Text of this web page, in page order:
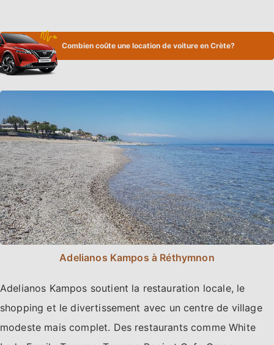
Combien coûte une location de voiture en Crète?
Adelianos Kampos à Réthymnon
Adelianos Kampos soutient la restauration locale, le
shopping et le divertissement avec un centre de village
modeste mais complet. Des restaurants comme White